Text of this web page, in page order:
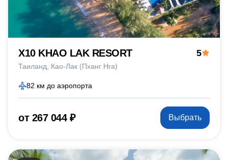
X10 KHAO LAK RESORT
Таиланд Као-Лак (Пханг Нга)
5
82 км до аэропорта
от 267 044 ₽ Выбрать